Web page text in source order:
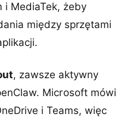
i MediaTek, żeby
między sprzętami
, zawsze aktywny
Microsoft mówi
i Teams, więc